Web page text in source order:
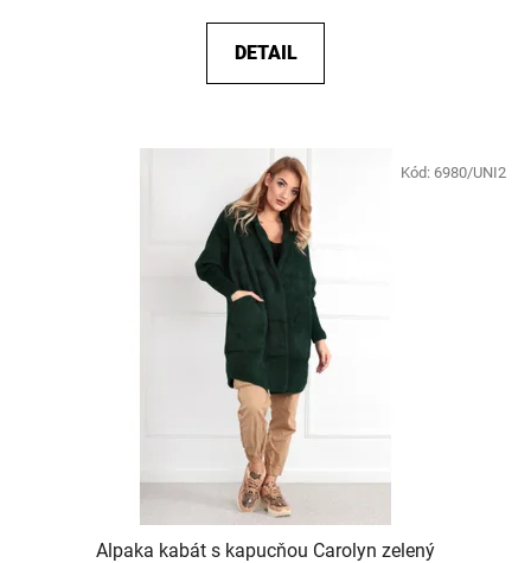
DETAIL
Alpaka kabát s kapucňou Carolyn zelený
Kód: 6980/UNI2